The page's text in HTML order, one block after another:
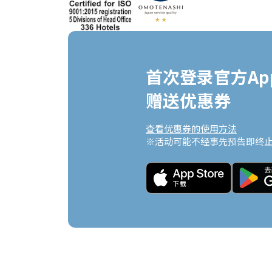
首次登录官方
赠送优惠券
查看优惠券的使用方法
※活动可能不经事先预告即终